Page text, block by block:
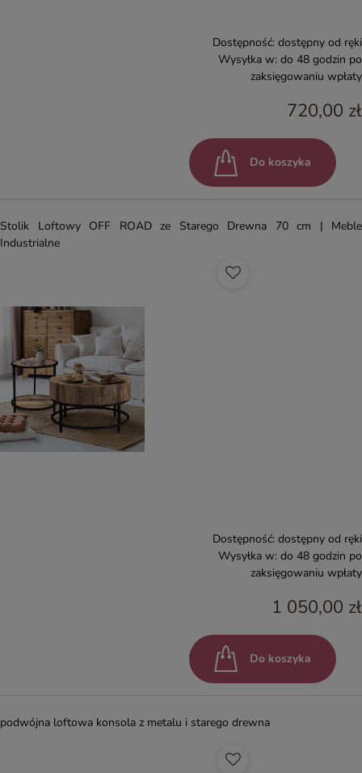
Dostępność: dostępny od ręki
Wysyłka w: do 48 godzin po
zaksięgowaniu wpłaty
720,00 zł
Do koszyka
Stolik Loftowy OFF ROAD ze Starego Drewna 70 cm | Meble
Industrialne
Dostępność: dostępny od ręki
Wysyłka w: do 48 godzin po
zaksięgowaniu wpłaty
1 050,00 zł
Do koszyka
podwójna loftowa konsola z metalu i starego drewna